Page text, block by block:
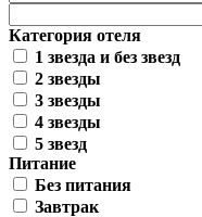
Категория отеля
1 звезда и без звезд
2 звезды
3 звезды
4 звезды
5 звезд
Питание
Без питания
Завтрак